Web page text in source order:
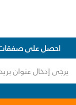
احصل على صفقات